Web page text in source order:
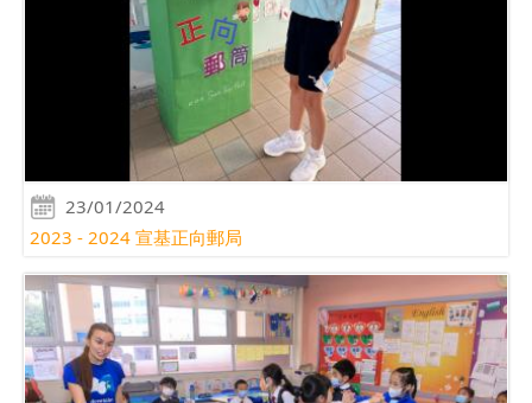
23/01/2024
2023 - 2024 宣基正向郵局